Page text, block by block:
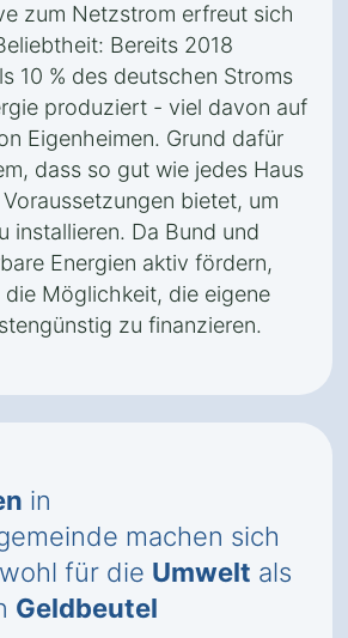
zum Netzstrom erfreut sich
Bereits 2018
10 % des deutschen Stroms
produziert - viel davon auf
Eigenheimen. Grund dafür
dass so gut wie jedes Haus
bietet, um
installieren. Da Bund und
Energien aktiv fördern,
Möglichkeit, die eigene
zu finanzieren.
in
machen sich
für die Umwelt als
Geldbeutel